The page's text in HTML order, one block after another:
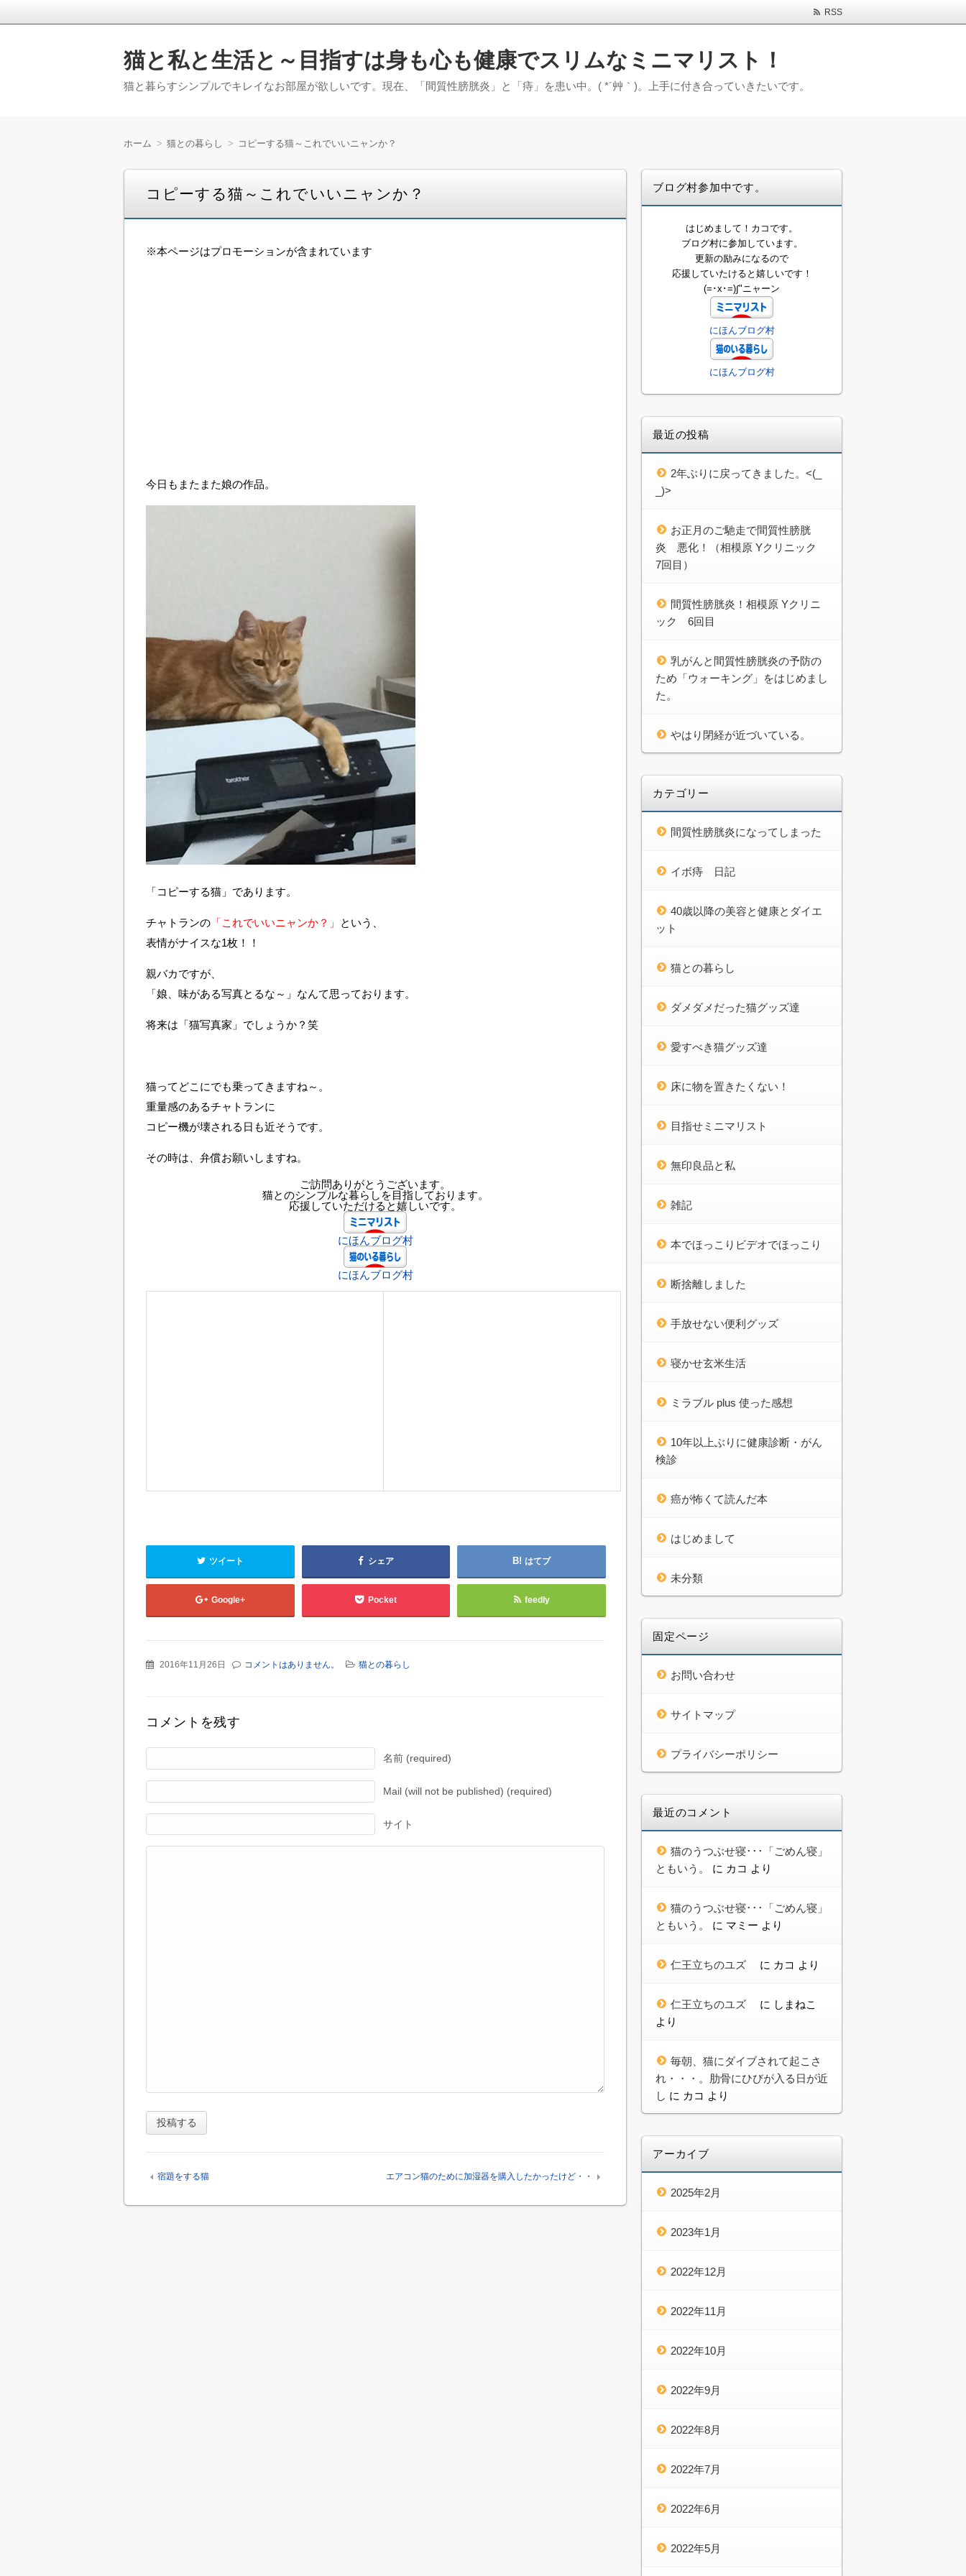
RSS
猫と私と生活と～目指すは身も心も健康でスリムなミニマリスト！
猫と暮らすシンプルでキレイなお部屋が欲しいです。現在、「間質性膀胱炎」と「痔」を患い中。( *´艸｀)。上手に付き合っていきたいです。
ホーム 猫との暮らし コピーする猫～これでいいニャンか？
コピーする猫～これでいいニャンか？
※本ページはプロモーションが含まれています
今日もまたまた娘の作品。
「コピーする猫」であります。
チャトランの 「これでいいニャンか？」
という、
表情がナイスな1枚！！
親バカですが、
「娘、味がある写真とるな～」なんて思っております。
将来は「猫写真家」でしょうか？笑
猫ってどこにでも乗ってきますね～。
重量感のあるチャトランに
コピー機が壊される日も近そうです。
その時は、弁償お願いしますね。
ご訪問ありがとうございます。
猫とのシンプルな暮らしを目指しております。
応援していただけると嬉しいです。
にほんブログ村
にほんブログ村
ツイート シェア はてブ
Google+ Pocket feedly
2016年11月26日 コメントはありません。 猫との暮らし
コメントを残す
名前 (required)
Mail (will not be published) (required)
サイト
宿題をする猫 エアコン猫のために加湿器を購入したかったけど・・
ブログ村参加中です。
はじめまして！カコです。
ブログ村に参加しています。
更新の励みになるので
応援していたけると嬉しいです！
(=･x･=)∫"ニャーン
にほんブログ村
にほんブログ村
最近の投稿
2年ぶりに戻ってきました。<(_
_)>
お正月のご馳走で間質性膀胱
炎 悪化！（相模原 Yクリニック
7回目）
間質性膀胱炎！相模原 Yクリニ
ック 6回目
乳がんと間質性膀胱炎の予防の
ため「ウォーキング」をはじめまし
た。
やはり閉経が近づいている。
カテゴリー
間質性膀胱炎になってしまった
イボ痔 日記
40歳以降の美容と健康とダイエ
ット
猫との暮らし
ダメダメだった猫グッズ達
愛すべき猫グッズ達
床に物を置きたくない！
目指せミニマリスト
無印良品と私
雑記
本でほっこりビデオでほっこり
断捨離しました
手放せない便利グッズ
寝かせ玄米生活
ミラブル plus 使った感想
10年以上ぶりに健康診断・がん
検診
癌が怖くて読んだ本
はじめまして
未分類
固定ページ
お問い合わせ
サイトマップ
プライバシーポリシー
最近のコメント
猫のうつぶせ寝･･･「ごめん寝」
ともいう。
に カコ より
猫のうつぶせ寝･･･「ごめん寝」
ともいう。
に マミー より
仁王立ちのユズ に カコ より
仁王立ちのユズ に しまねこ
より
毎朝、猫にダイブされて起こさ
れ・・・。肋骨にひびが入る日が近
し に カコ より
アーカイブ
2025年2月
2023年1月
2022年12月
2022年11月
2022年10月
2022年9月
2022年8月
2022年7月
2022年6月
2022年5月